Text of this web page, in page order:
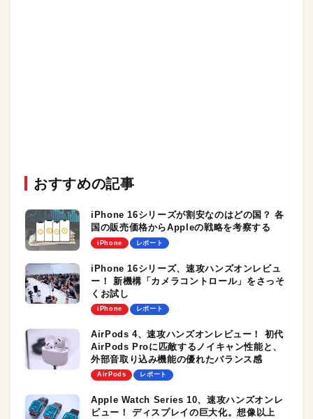
おすすめの記事
iPhone 16シリーズが割安なのはどの国？ 各
国の販売価格からAppleの戦略を考察する
iPhone レポート
iPhone 16シリーズ、速攻ハンズオンレビュ
ー！ 新機構「カメラコントロール」をさっそ
くお試し
iPhone レポート
AirPods 4、速攻ハンズオンレビュー！ 初代
AirPods Proに匹敵するノイキャン性能と、
外部音取り込み機能の優れたバランス感
AirPods レポート
Apple Watch Series 10、速攻ハンズオンレ
ビュー！ ディスプレイの巨大化。想像以上